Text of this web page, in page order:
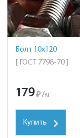
Болт 10х120
[ ГОСТ 7798-70 ]
179₽ /кг
Купить